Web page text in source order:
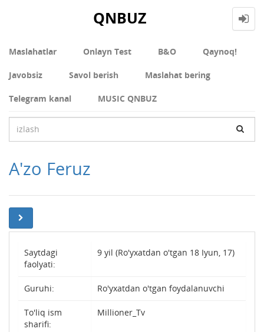
QNBUZ
Maslahatlar Onlayn Test В&О Qaynoq!
Javobsiz Savol berish Maslahat bering
Telegram kanal MUSIC QNBUZ
A'zo Feruz
Saytdagi
faolyati:
9 yil (Ro'yxatdan o'tgan 18 Iyun, 17)
Guruhi: Ro'yxatdan o'tgan foydalanuvchi
To'liq ism
sharifi:
Millioner_Tv